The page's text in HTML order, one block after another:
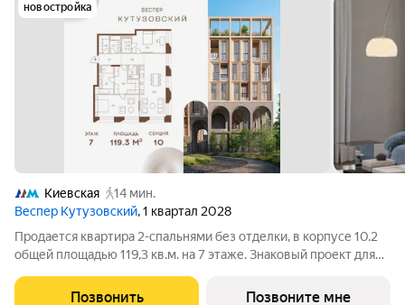
новостройка
Киевская
14 мин.
Веспер Кутузовский, 1 квартал 2028
Продается квартира 2-спальнями без отделки, в корпусе 10.2
общей площадью 119,3 кв.м. на 7 этаже. Знаковый проект для
площадью 3,7 га расположен на Кутузовском проспекте и
Позвонить Позвоните мне